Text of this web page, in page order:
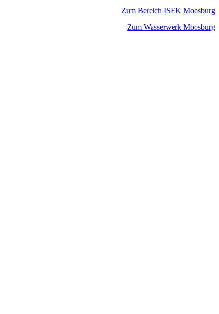
Zum Bereich ISEK Moosburg
Zum Wasserwerk Moosburg